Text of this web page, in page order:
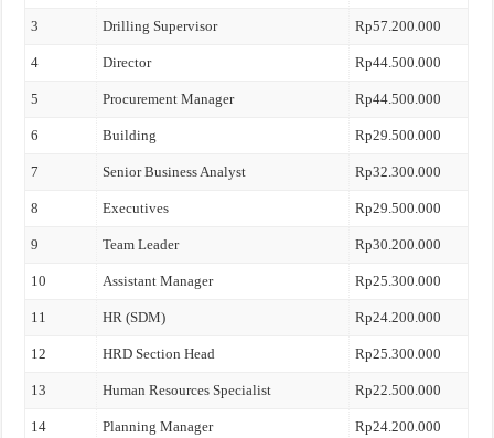
3 Drilling Supervisor Rp57.200.000
4 Director Rp44.500.000
5 Procurement Manager Rp44.500.000
6 Building Rp29.500.000
7 Senior Business Analyst Rp32.300.000
8 Executives Rp29.500.000
9 Team Leader Rp30.200.000
10 Assistant Manager Rp25.300.000
11 HR (SDM) Rp24.200.000
12 HRD Section Head Rp25.300.000
13 Human Resources Specialist Rp22.500.000
14 Planning Manager Rp24.200.000